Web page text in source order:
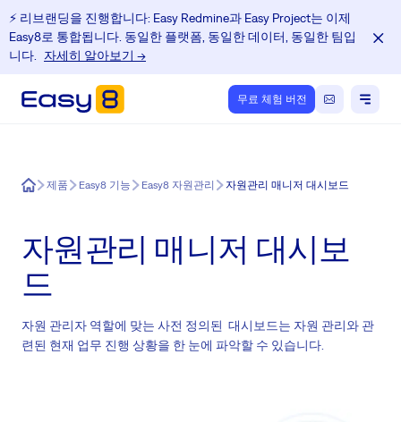
⚡️ 리브랜딩을 진행합니다: Easy Redmine과 Easy Project는 이제
Easy8로 통합됩니다. 동일한 플랫폼, 동일한 데이터, 동일한 팀입
니다.
자세히 알아보기 →
무료 체험 버전
Easy8제품 Easy8 기능 Easy8 자원관리 자원관리 매니저 대시보드
자원관리 매니저 대시보
드
자원 관리자 역할에 맞는 사전 정의된 대시보드는 자원 관리와 관
련된 현재 업무 진행 상황을 한 눈에 파악할 수 있습니다.